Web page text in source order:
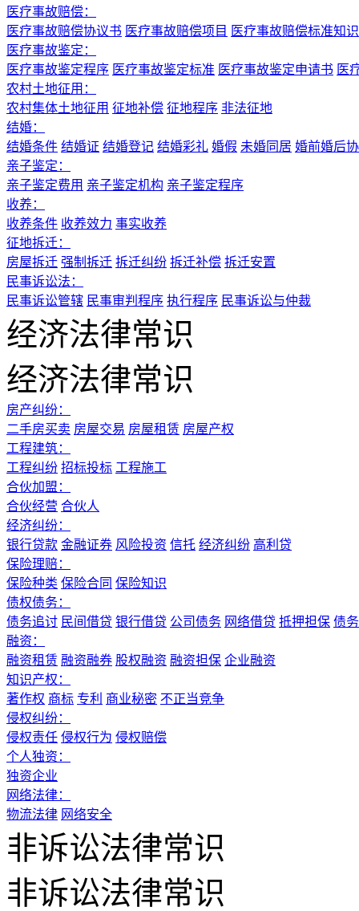
医疗事故赔偿：
医疗事故赔偿协议书 医疗事故赔偿项目 医疗事故赔偿标准知识
医疗事故鉴定：
医疗事故鉴定程序 医疗事故鉴定标准 医疗事故鉴定申请书 医
农村土地征用：
农村集体土地征用 征地补偿 征地程序 非法征地
结婚：
结婚条件 结婚证 结婚登记 结婚彩礼 婚假 未婚同居 婚前婚后
亲子鉴定：
亲子鉴定费用 亲子鉴定机构 亲子鉴定程序
收养：
收养条件 收养效力 事实收养
征地拆迁：
房屋拆迁 强制拆迁 拆迁纠纷 拆迁补偿 拆迁安置
民事诉讼法：
民事诉讼管辖 民事审判程序 执行程序 民事诉讼与仲裁
经济法律常识
经济法律常识
房产纠纷：
二手房买卖 房屋交易 房屋租赁 房屋产权
工程建筑：
工程纠纷 招标投标 工程施工
合伙加盟：
合伙经营 合伙人
经济纠纷：
银行贷款 金融证券 风险投资 信托 经济纠纷 高利贷
保险理赔：
保险种类 保险合同 保险知识
债权债务：
债务追讨 民间借贷 银行借贷 公司债务 网络借贷 抵押担保 债
融资：
融资租赁 融资融券 股权融资 融资担保 企业融资
知识产权：
著作权 商标 专利 商业秘密 不正当竞争
侵权纠纷：
侵权责任 侵权行为 侵权赔偿
个人独资：
独资企业
网络法律：
物流法律 网络安全
非诉讼法律常识
非诉讼法律常识